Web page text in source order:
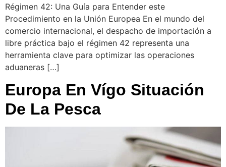
Régimen 42: Una Guía para Entender este
Procedimiento en la Unión Europea En el mundo del
comercio internacional, el despacho de importación a
libre práctica bajo el régimen 42 representa una
herramienta clave para optimizar las operaciones
aduaneras […]
Europa En Vígo Situación
De La Pesca